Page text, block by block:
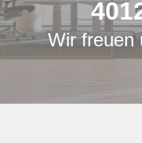
Wir freuen